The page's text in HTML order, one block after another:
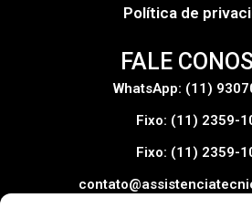
Política de
FALE
WhatsApp: (11)
Fixo: (11) 2359-
Fixo: (11) 2359-